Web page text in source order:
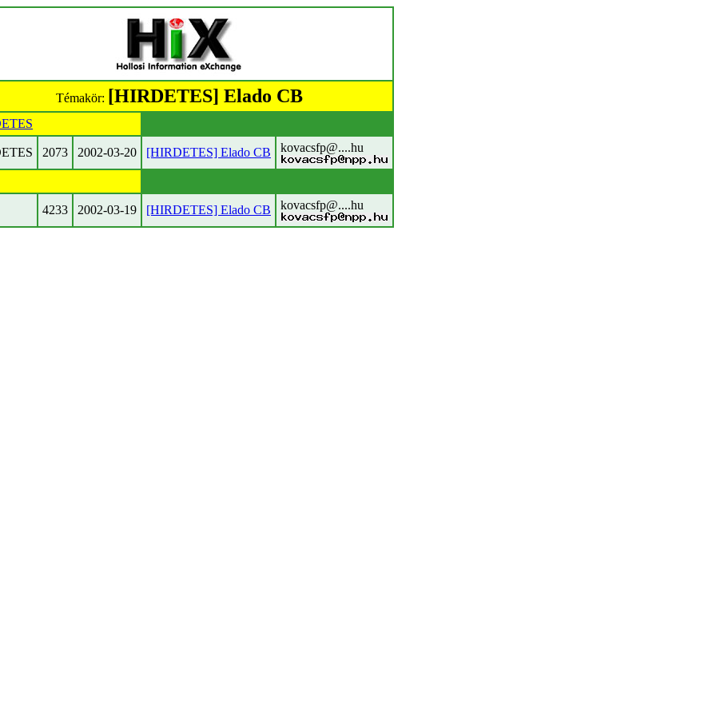
Témakör: [HIRDETES] Elado CB
2073 2002-03-20 [HIRDETES] Elado CB kovacsfp@....hu
4233 2002-03-19 [HIRDETES] Elado CB kovacsfp@....hu